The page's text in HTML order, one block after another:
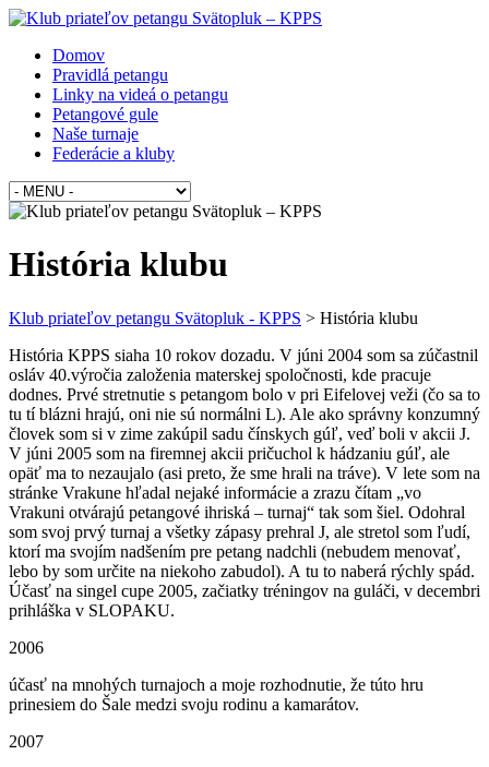
Domov
Pravidlá petangu
Linky na videá o petangu
Petangové gule
Naše turnaje
Federácie a kluby
História klubu
Klub priateľov petangu Svätopluk - KPPS > História klubu
História KPPS siaha 10 rokov dozadu. V júni 2004 som sa zúčastnil
osláv 40.výročia založenia materskej spoločnosti, kde pracuje
dodnes. Prvé stretnutie s petangom bolo v pri Eifelovej veži (čo sa to
tu tí blázni hrajú, oni nie sú normálni L). Ale ako správny konzumný
človek som si v zime zakúpil sadu čínskych gúľ, veď boli v akcii J.
V júni 2005 som na firemnej akcii pričuchol k hádzaniu gúľ, ale
opäť ma to nezaujalo (asi preto, že sme hrali na tráve). V lete som na
stránke Vrakune hľadal nejaké informácie a zrazu čítam „vo
Vrakuni otvárajú petangové ihriská – turnaj“ tak som šiel. Odohral
som svoj prvý turnaj a všetky zápasy prehral J, ale stretol som ľudí,
ktorí ma svojím nadšením pre petang nadchli (nebudem menovať,
lebo by som určite na niekoho zabudol). A tu to naberá rýchly spád.
Účasť na singel cupe 2005, začiatky tréningov na guláči, v decembri
prihláška v SLOPAKU.
2006
účasť na mnohých turnajoch a moje rozhodnutie, že túto hru
prinesiem do Šale medzi svoju rodinu a kamarátov.
2007